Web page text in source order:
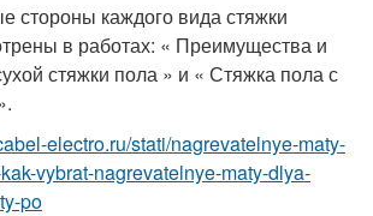
стороны каждого вида стяжки
в работах: « Преимущества и
стяжки пола » и « Стяжка пола с
electro.ru/stati/nagrevatelnye-maty-
vybrat-nagrevatelnye-maty-dlya-
po